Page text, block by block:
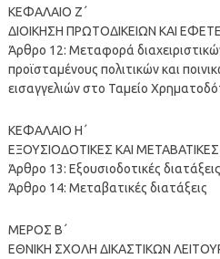
ΚΕΦΑΛΑΙΟ Ζ΄
ΔΙΟΙΚΗΣΗ ΠΡΩΤΟΔΙΚΕΙΩΝ ΚΑΙ
Άρθρο 12: Μεταφορά
προϊσταμένους πολιτικών και
εισαγγελιών στο Ταμείο
ΚΕΦΑΛΑΙΟ Η΄
ΕΞΟΥΣΙΟΔΟΤΙΚΕΣ ΚΑΙ ΜΕΤΑΒΑΤΙΚΕΣ
Άρθρο 13: Εξουσιοδοτικές διατάξεις
Άρθρο 14: Μεταβατικές διατάξεις
ΜΕΡΟΣ Β΄
ΕΘΝΙΚΗ ΣΧΟΛΗ ΔΙΚΑΣΤΙΚΩΝ